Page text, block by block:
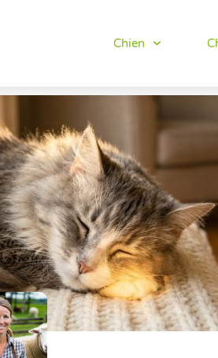
Chien